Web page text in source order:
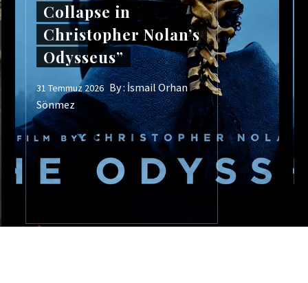
Collapse in
Christopher Nolan’s
Odysseus”
31 Temmuz 2026 By :İsmail Orhan
Sönmez